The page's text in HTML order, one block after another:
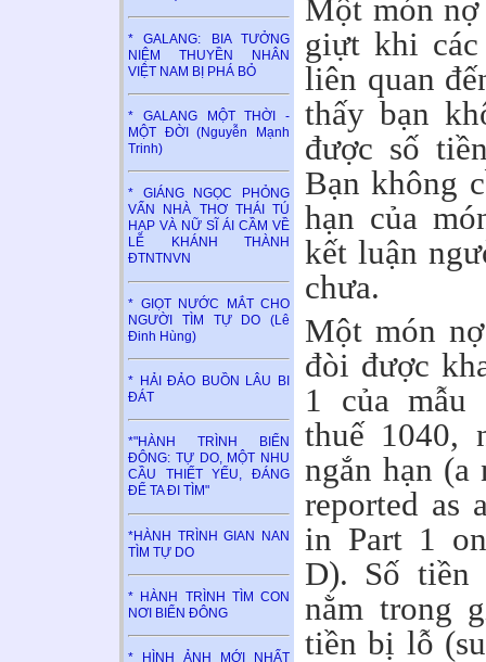
* GALANG: BIA TƯỞNG
NIỆM THUYỀN NHÂN
VIỆT NAM BỊ PHÁ BỎ
* GALANG MỘT THỜI -
MỘT ĐỜI (Nguyễn Mạnh
Trinh)
* GIÁNG NGỌC PHỎNG
VẤN NHÀ THƠ THÁI TÚ
HẠP VÀ NỮ SĨ ÁI CẦM VỀ
LỄ KHÁNH THÀNH
ĐTNTNVN
* GIỌT NƯỚC MẮT CHO
NGƯỜI TÌM TỰ DO (Lê
Đinh Hùng)
* HẢI ĐẢO BUỒN LÂU BI
ĐÁT
*"HÀNH TRÌNH BIỂN
ĐÔNG: TỰ DO, MỘT NHU
CẦU THIẾT YẾU, ĐÁNG
ĐỂ TA ĐI TÌM"
*HÀNH TRÌNH GIAN NAN
TÌM TỰ DO
* HÀNH TRÌNH TÌM CON
NƠI BIỂN ĐÔNG
* HÌNH ẢNH MỚI NHẤT
Một món
giựt khi
liên quan
thấy bạn
được số
Bạn không
hạn của
kết luận
chưa.
Một món
đòi được
1 của mẫu
thuế 1040,
ngắn hạn (a
reported as
in Part 1
D). Số tiền
nằm trong
tiền bị lỗ